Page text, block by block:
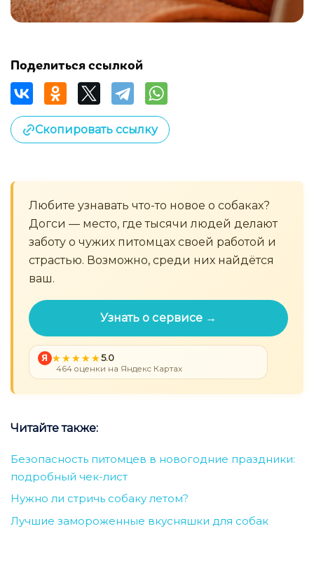
Поделиться ссылкой
Скопировать ссылку
Любите узнавать что-то новое о собаках?
Догси — место, где тысячи людей делают
заботу о чужих питомцах своей работой и
страстью. Возможно, среди них найдётся
ваш.
Узнать о сервисе →
Я 5.0
464 оценки на Яндекс Картах
Читайте также:
Безопасность питомцев в новогодние праздники:
подробный чек-лист
Нужно ли стричь собаку летом?
Лучшие замороженные вкусняшки для собак